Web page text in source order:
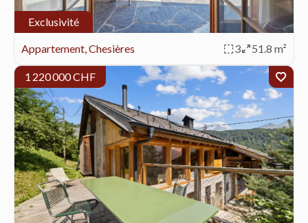
Exclusivité
Appartement, Chesières 3 51.8 m²
1 220 000 CHF